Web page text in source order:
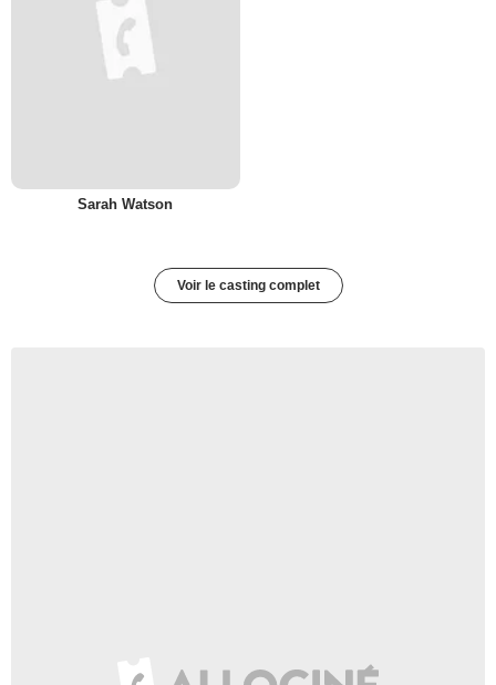
Sarah Watson
Voir le casting complet